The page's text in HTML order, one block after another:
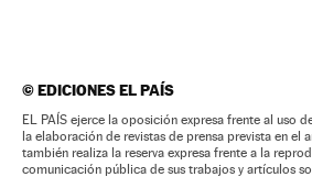
©EDICIONES EL PAÍS
EL PAÍS ejerce la oposición expresa frente al uso
la elaboración de revistas de prensa prevista en el
también realiza la reserva expresa frente a la
comunicación pública de sus trabajos y artículos